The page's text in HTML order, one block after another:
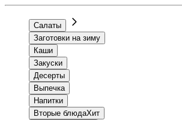
Салаты
Заготовки на зиму
Каши
Закуски
Десерты
Выпечка
Напитки
Вторые блюдаХит